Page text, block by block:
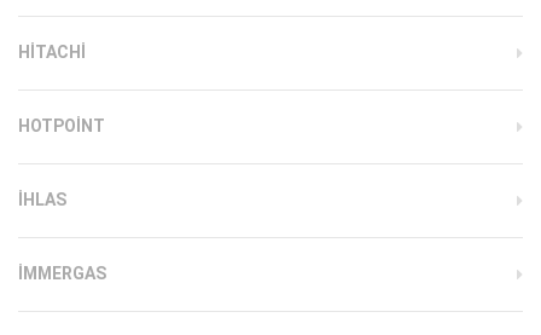
HITACHI
HOTPOINT
IHLAS
İMMERGAS